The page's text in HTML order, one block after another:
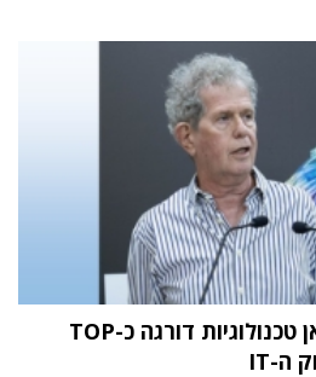
מחקר STKI השנתי: וואן טכנולוגיות דורגה כ-TOP